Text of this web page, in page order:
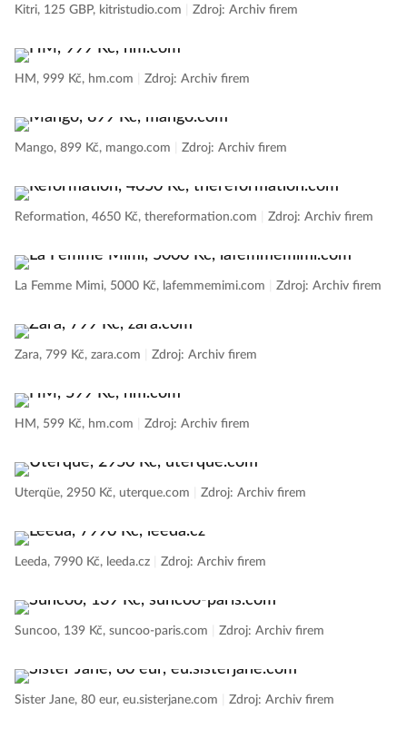
Kitri, 125 GBP, kitristudio.com Zdroj: Archiv firem
HM, 999 Kč, hm.com Zdroj: Archiv firem
Mango, 899 Kč, mango.com Zdroj: Archiv firem
Reformation, 4650 Kč, thereformation.com Zdroj: Archiv firem
La Femme Mimi, 5000 Kč, lafemmemimi.com Zdroj: Archiv firem
Zara, 799 Kč, zara.com Zdroj: Archiv firem
HM, 599 Kč, hm.com Zdroj: Archiv firem
Uterqüe, 2950 Kč, uterque.com Zdroj: Archiv firem
Leeda, 7990 Kč, leeda.cz Zdroj: Archiv firem
Suncoo, 139 Kč, suncoo-paris.com Zdroj: Archiv firem
Sister Jane, 80 eur, eu.sisterjane.com Zdroj: Archiv firem